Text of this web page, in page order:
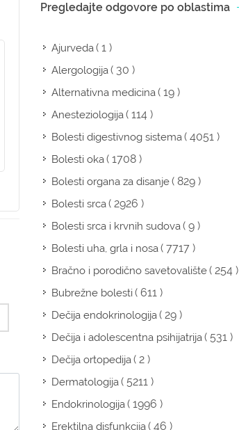
Pregledajte odgovore po oblastima
Ajurveda( 1 )
Alergologija( 30 )
Alternativna medicina( 19 )
Anesteziologija( 114 )
Bolesti digestivnog sistema( 4051 )
Bolesti oka( 1708 )
Bolesti organa za disanje( 829 )
Bolesti srca( 2926 )
Bolesti srca i krvnih sudova( 9 )
Bolesti uha, grla i nosa( 7717 )
Bračno i porodično savetovalište( 254 )
Bubrežne bolesti( 611 )
Dečija endokrinologija( 29 )
Dečija i adolescentna psihijatrija( 531 )
Dečija ortopedija( 2 )
Dermatologija( 5211 )
Endokrinologija( 1996 )
Erektilna disfunkcija( 46 )